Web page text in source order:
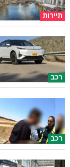
תיירות
רכב
רכב